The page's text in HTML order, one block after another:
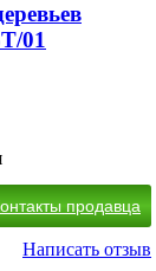
01
продавца
Написать отзыв